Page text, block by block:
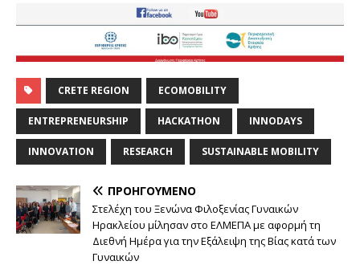
CRETE REGION ECOMOBILITY
ENTREPRENEURSHIP HACKATHON INNODAYS
INNOVATION RESEARCH SUSTAINABLE MOBILITY
ΠΡΟΗΓΟΎΜΕΝΟ
Στελέχη του Ξενώνα Φιλοξενίας Γυναικών
Ηρακλείου μίλησαν στο ΕΛΜΕΠΑ με αφορμή τη
Διεθνή Ημέρα για την Εξάλειψη της Βίας κατά των
Γυναικών